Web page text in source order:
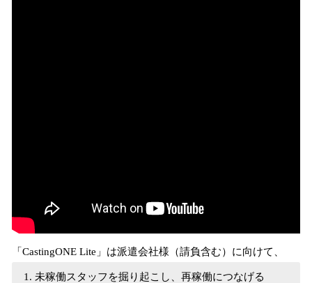
「CastingONE Lite」は派遣会社様（請負含む）に向けて、
未稼働スタッフを掘り起こし、再稼働につなげる